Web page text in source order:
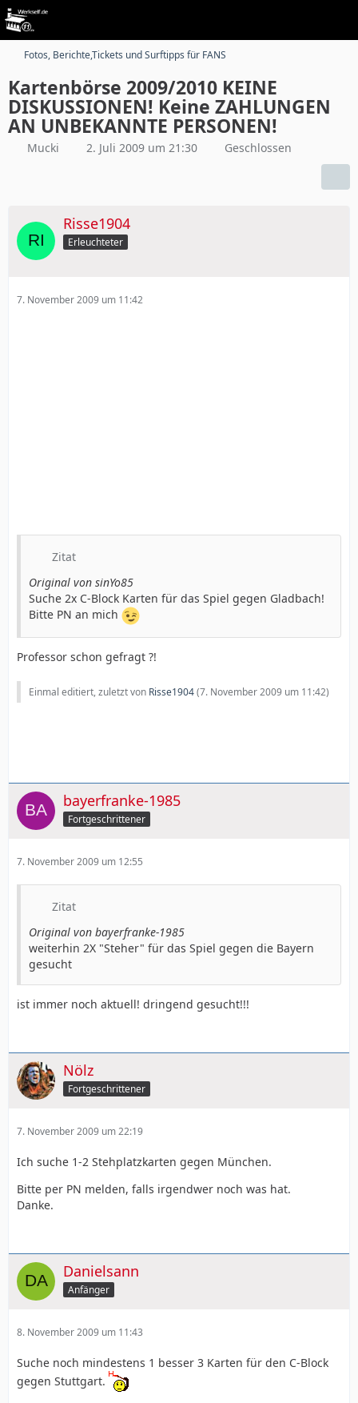
Fotos, Berichte,Tickets und Surftipps für FANS
Kartenbörse 2009/2010 KEINE
DISKUSSIONEN! Keine ZAHLUNGEN
AN UNBEKANNTE PERSONEN!
Mucki 2. Juli 2009 um 21:30 Geschlossen
Risse1904
Erleuchteter
7. November 2009 um 11:42
Zitat
Original von sinYo85
Suche 2x C-Block Karten für das Spiel gegen Gladbach!
Bitte PN an mich
Professor schon gefragt ?!
Einmal editiert, zuletzt von Risse1904(7. November 2009 um 11:42)
bayerfranke-1985
Fortgeschrittener
7. November 2009 um 12:55
Zitat
Original von bayerfranke-1985
weiterhin 2X "Steher" für das Spiel gegen die Bayern
gesucht
ist immer noch aktuell! dringend gesucht!!!
Nölz
Fortgeschrittener
7. November 2009 um 22:19
Ich suche 1-2 Stehplatzkarten gegen München.
Bitte per PN melden, falls irgendwer noch was hat.
Danke.
Danielsann
Anfänger
8. November 2009 um 11:43
Suche noch mindestens 1 besser 3 Karten für den C-Block
gegen Stuttgart.